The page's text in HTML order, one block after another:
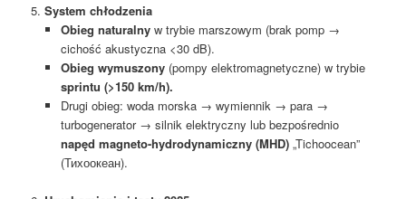
5.System chłodzenia
Obieg naturalnyw trybie marszowym (brak pomp →
cichość akustyczna <30 dB).
Obieg wymuszony(pompy elektromagnetyczne) w trybie
sprintu (>150 km/h).
Drugi obieg: woda morska → wymiennik → para →
turbogenerator → silnik elektryczny lub bezpośrednio
napęd magneto-hydrodynamiczny (MHD)„Tichoocean”
(Тихоокеан).